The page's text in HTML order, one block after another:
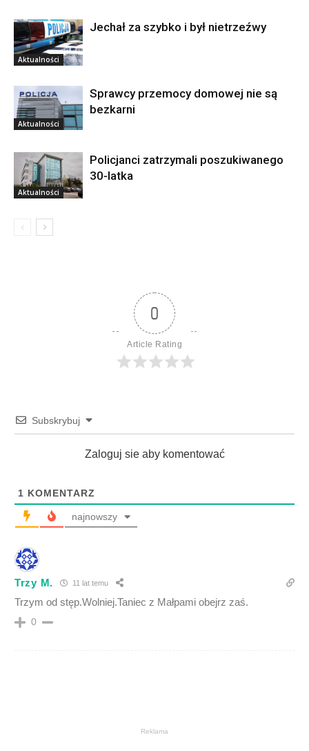
Aktualności
Jechał za szybko i był nietrzeźwy
Aktualności
Sprawcy przemocy domowej nie są
bezkarni
Aktualności
Policjanci zatrzymali poszukiwanego
30-latka
0
Article Rating
Subskrybuj
Zaloguj sie aby komentować
1 KOMENTARZ
najnowszy
Trzy M. 11 lat temu
Trzym od stęp.Wolniej.Taniec z Małpami obejrz zaś.
0
Reklama